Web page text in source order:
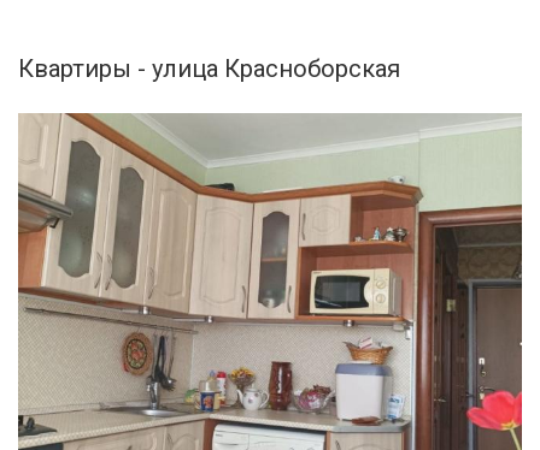
Квартиры - улица Красноборская